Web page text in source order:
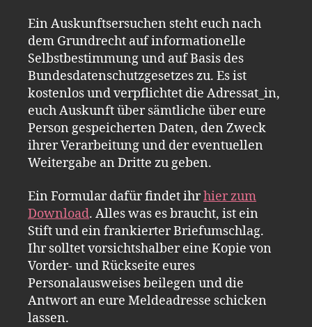
Ein Auskunftsersuchen steht euch nach
dem Grundrecht auf informationelle
Selbstbestimmung und auf Basis des
Bundesdatenschutzgesetzes zu. Es ist
kostenlos und verpflichtet die Adressat_in,
euch Auskunft über sämtliche über eure
Person gespeicherten Daten, den Zweck
ihrer Verarbeitung und der eventuellen
Weitergabe an Dritte zu geben.
Ein Formular dafür findet ihrhier zum
Download. Alles was es braucht, ist ein
Stift und ein frankierter Briefumschlag.
Ihr solltet vorsichtshalber eine Kopie von
Vorder- und Rückseite eures
Personalausweises beilegen und die
Antwort an eure Meldeadresse schicken
lassen.